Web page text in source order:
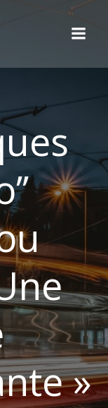
»